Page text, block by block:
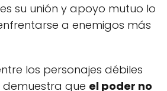
su unión y apoyo mutuo lo
a enemigos más
los personajes débiles
demuestra que el poder no